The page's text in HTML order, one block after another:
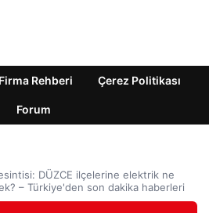
Firma Rehberi Çerez Politikası
Forum
DÜZCE ilçelerine elektrik ne
– Türkiye'den son dakika haberleri